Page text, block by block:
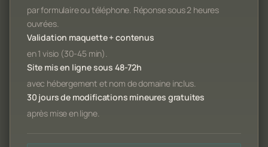
par formulaire ou téléphone. Réponse sous 2 heures
ouvrées.
Validation maquette + contenus
en 1 visio (30-45 min).
Site mis en ligne sous 48-72h
avec hébergement et nom de domaine inclus.
30 jours de modifications mineures gratuites
après mise en ligne.